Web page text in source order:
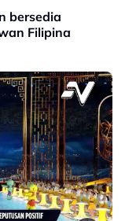
bersedia
Filipina